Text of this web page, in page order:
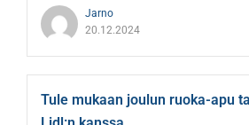
Jarno
20.12.2024
Tule mukaan joulun ruoka-apu